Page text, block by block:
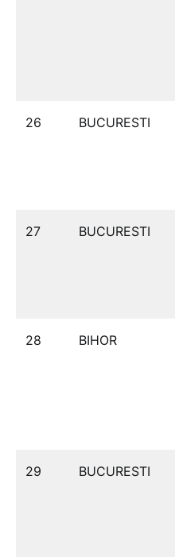
26 BUCURESTI
27 BUCURESTI
28 BIHOR
29 BUCURESTI